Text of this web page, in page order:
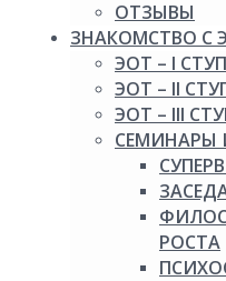
ОТЗЫВЫ
ЗНАКОМСТВО С
ЭОТ – I
ЭОТ – II
ЭОТ – III
СЕМИНАРЫ
РОСТА